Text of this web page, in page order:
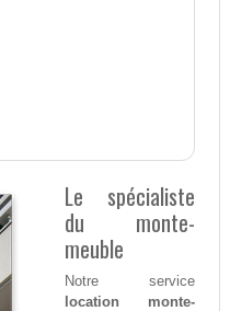
Le spécialiste
du monte-
meuble
Notre service
location monte-